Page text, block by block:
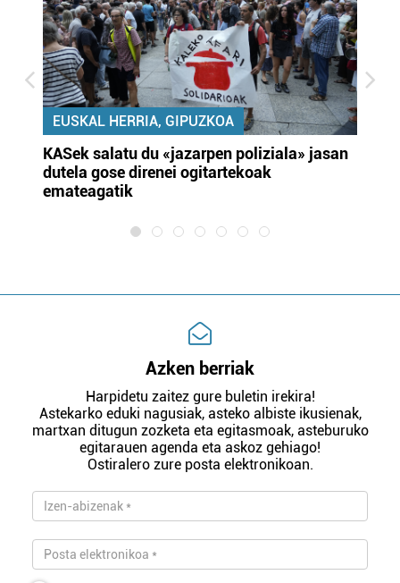
EUSKAL HERRIA, GIPUZKOA
KASek salatu du «jazarpen poliziala» jasan
dutela gose direnei ogitartekoak
emateagatik
Azken berriak
Harpidetu zaitez gure buletin irekira!
Astekarko eduki nagusiak, asteko albiste ikusienak,
martxan ditugun zozketa eta egitasmoak, asteburuko
egitarauen agenda eta askoz gehiago!
Ostiralero zure posta elektronikoan.